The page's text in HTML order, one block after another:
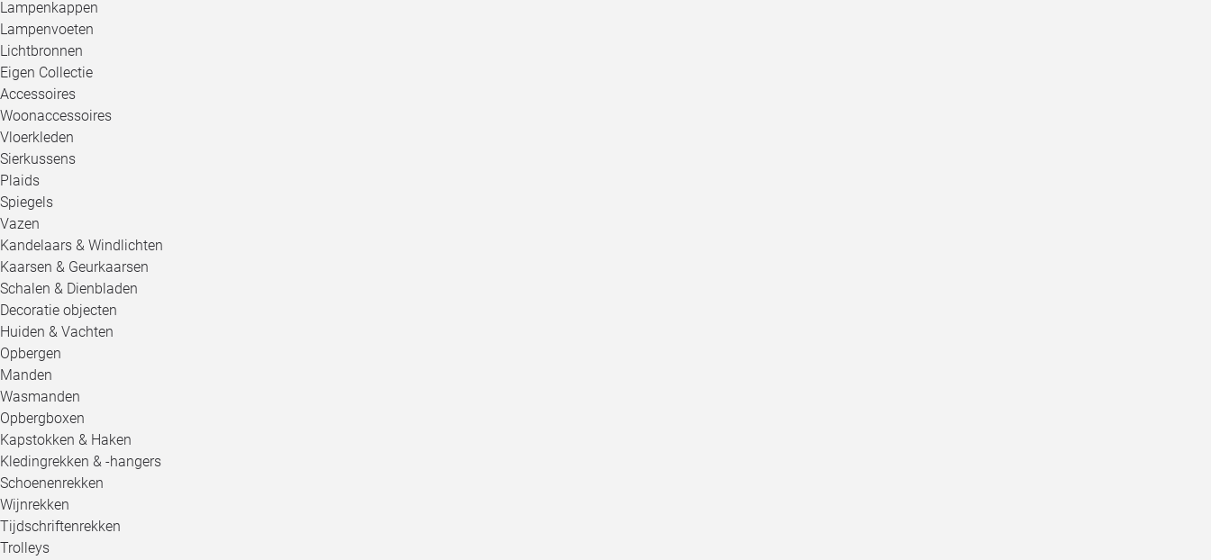
Lampenkappen
Lampenvoeten
Lichtbronnen
Eigen Collectie
Accessoires
Woonaccessoires
Vloerkleden
Sierkussens
Plaids
Spiegels
Vazen
Kandelaars & Windlichten
Kaarsen & Geurkaarsen
Schalen & Dienbladen
Decoratie objecten
Huiden & Vachten
Opbergen
Manden
Wasmanden
Opbergboxen
Kapstokken & Haken
Kledingrekken & -hangers
Schoenenrekken
Wijnrekken
Tijdschriftenrekken
Trolleys